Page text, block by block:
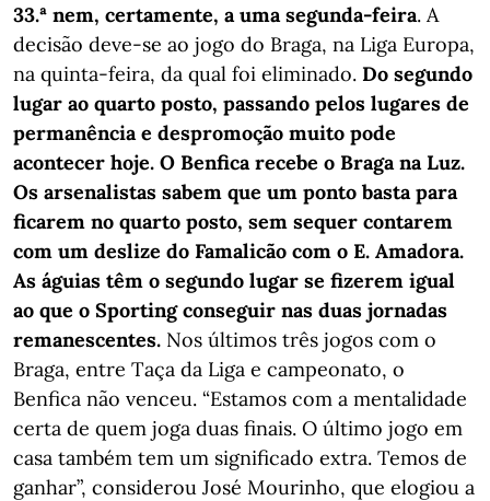
33.ª nem, certamente, a uma segunda-feira. A
decisão deve-se ao jogo do Braga, na Liga Europa,
na quinta-feira, da qual foi eliminado. Do segundo
lugar ao quarto posto, passando pelos lugares de
permanência e despromoção muito pode
acontecer hoje. O Benfica recebe o Braga na Luz.
Os arsenalistas sabem que um ponto basta para
ficarem no quarto posto, sem sequer contarem
com um deslize do Famalicão com o E. Amadora.
As águias têm o segundo lugar se fizerem igual
ao que o Sporting conseguir nas duas jornadas
remanescentes. Nos últimos três jogos com o
Braga, entre Taça da Liga e campeonato, o
Benfica não venceu. “Estamos com a mentalidade
certa de quem joga duas finais. O último jogo em
casa também tem um significado extra. Temos de
ganhar”, considerou José Mourinho, que elogiou a